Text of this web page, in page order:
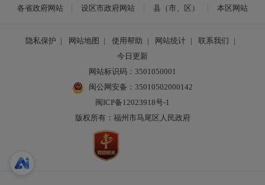
各省政府网站 设区市政府网站 县（市、区） 本区网站
隐私保护 | 网站地图 | 使用帮助 | 网站统计 | 联系我们
|
今日更新
网站标识码：3501050001
闽公网安备：35010502000142
闽ICP备12023918号-1
版权所有：福州市马尾区人民政府